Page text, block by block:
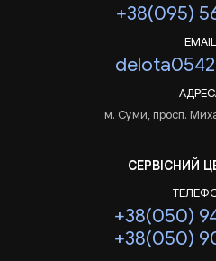
+38(095)
м. Суми, просп.
СЕРВІСНИЙ
+38(050)
+38(050)